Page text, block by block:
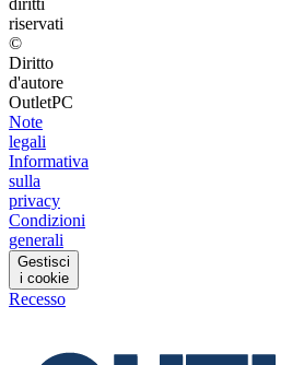
diritti
riservati
©
Diritto
d'autore
OutletPC
Note
legali
Informativa
sulla
privacy
Condizioni
generali
Gestisci
i cookie
Recesso